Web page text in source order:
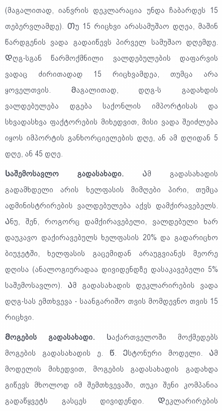
(მაგალითად, იანვრის დეკლარაცია უნდა ჩაბარდეს 15
თებერვლამდე). Თუ 15 რიცხვი არასამუშაო დღეა, მაშინ
წარდგენის ვადა გადაიწევს პირველ სამუშაო დღემდე.
Დღგ-სგან წარმოქმნილი ვალდებულების დაფარვის
ვადაც ძირითადად 15 რიცხვამდეა, თუმცა არა
ყოველთვის. Მაგალითად, დღგ-ს გადახდის
ვალდებულება დგება საქონლის იმპორტისას და
სხვადასხვა ფაქტორების მიხედვით, მისი ვადა შეიძლება
იყოს იმპორტის განხორციელების დღე, ან ამ დღიდან 5
დღე, ან 45 დღე.
Საშემოსავლო გადასახადი. Ამ გადასახადის
გადამხდელი არის ხელფასის მიმღები პირი, თუმცა
ადმინისტრირების ვალდებულება აქვს დამქირავებელს.
Ანუ, შენ, როგორც დამქირავებელი, ვალდებული ხარ
დაუკავო დაქირავებულს ხელფასის 20% და გადარიცხო
ბიუჯეტში, ხელფასის გაცემიდან არაუგვიანეს მეორე
დღისა (ანალოგიურადაა დივიდენდზე დასაკავებელი 5%
საშემოსავლო). Ამ გადასახადის დეკლარირების ვადა
დღგ-სას ემთხვევა - საანგარიშო თვის მომდევნო თვის 15
რიცხვი.
Მოგების გადასახადი. Საქართველოში მოქმედებს
მოგების გადასახადის ე. Წ. Ესტონური მოდელი. Ამ
მოდელის მიხედვით, მოგების გადასახადის გადახდა
გიწევს მხოლოდ იმ შემთხვევაში, თუკი შენი კომპანია
გადაწყვეტს გასცეს დივიდენდი. Დეკლარირების